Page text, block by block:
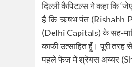
दिल्ली कैपिटल्स ने कहा कि
है कि ऋषभ पंत (Rishabh
(Delhi Capitals) के सह-
काफी उत्साहित हूँ। पूरी
पहले फेज में श्रेयस अय्यर